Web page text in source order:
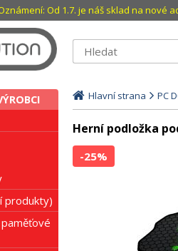
Od 1.7. je náš sklad na nové
produkty)
Hlavní strana PC
Herní podložka
-25%